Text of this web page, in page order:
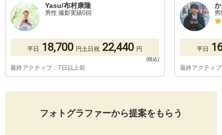
Yasu/布村康隆
男性 撮影実績0回
平日 18,700 円土日祝 22,440 円
最終アクティブ：7日以上前
平日
最終アクティ
フォトグラファーから提案をもらう